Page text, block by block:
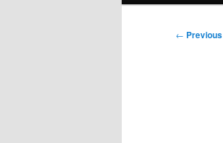
Post
← Previous